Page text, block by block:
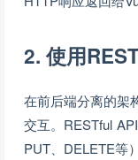
2. 使用
在前后端分离的架
交互。RESTful
PUT、DELETE等